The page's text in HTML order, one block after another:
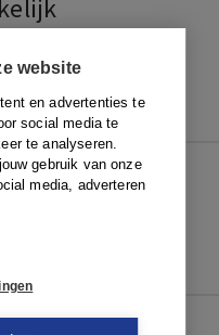
website
en advertenties te
social media te
te analyseren.
gebruik van onze
media, adverteren
en